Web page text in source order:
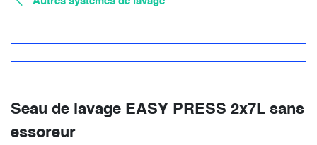
Seau de lavage EASY PRESS 2x7L sans
essoreur